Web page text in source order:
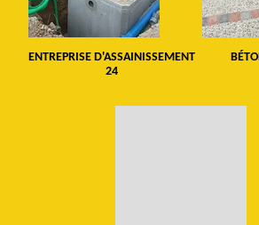
ENTREPRISE D'ASSAINISSEMENT
24